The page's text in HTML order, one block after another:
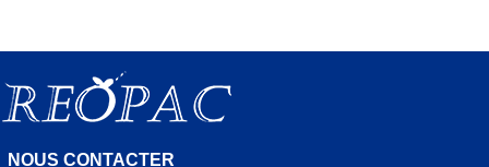
NOUS CONTACTER